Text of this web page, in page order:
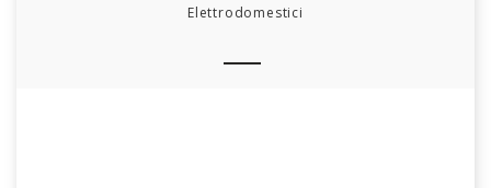
Elettrodomestici